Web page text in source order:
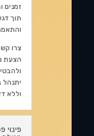
זמנים
תוך
צרו
הצעת
יתנהל
וללא
פינוי